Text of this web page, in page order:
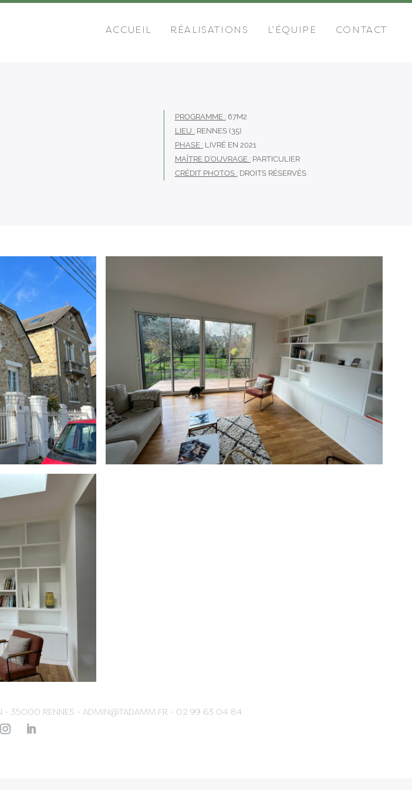
ACCUEIL RÉALISATIONS L’ÉQUIPE CONTACT
PROGRAMME :67M2
LIEU :RENNES (35)
PHASE :LIVRÉ EN 2021
MAÎTRE D’OUVRAGE :PARTICULIER
CRÉDIT PHOTOS :DROITS RÉSERVÉS
- 35000 RENNES - ADMIN@TADAMM.FR- 02 99 63 04 84